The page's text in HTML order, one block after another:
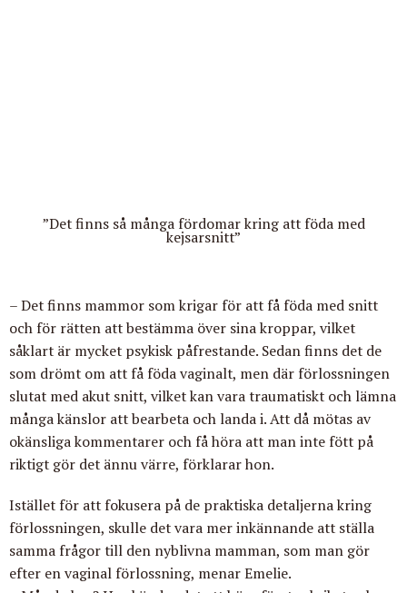
”Det finns så många fördomar kring att föda med
kejsarsnitt”
– Det finns mammor som krigar för att få föda med snitt
och för rätten att bestämma över sina kroppar, vilket
såklart är mycket psykisk påfrestande. Sedanfinns det de
som drömt om att få föda vaginalt, men där förlossningen
slutat med akut snitt, vilket kan vara traumatiskt och lämna
många känslor att bearbeta och landa i. Att då mötas av
okänsliga kommentarer och få höra att man inte fött på
riktigt gör det ännu värre, förklarar hon.
Istället för att fokusera på de praktiska detaljerna kring
förlossningen, skulle det vara mer inkännande att ställa
samma frågor till den nyblivna mamman, som man gör
efter en vaginal förlossning, menar Emelie.